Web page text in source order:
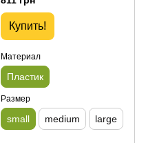
Купить!
Материал
Пластик
Размер
small medium large